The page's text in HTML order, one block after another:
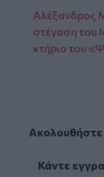
Αλέξανδρος
στέγαση του
κτήριο του
Κάντε